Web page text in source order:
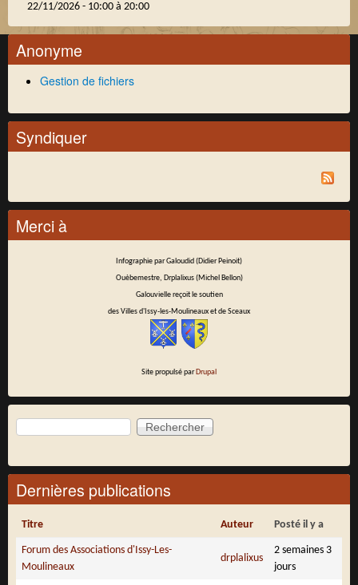
22/11/2026 - 10:00 à 20:00
Anonyme
Gestion de fichiers
Syndiquer
Merci à
Infographie par Galoudid (Didier Peinoit)
Ouèbemestre, Drplalixus (Michel Bellon)
Galouvielle reçoit le soutien
des Villes d'Issy-les-Moulineaux et de Sceaux
Site propulsé parDrupal
Formulaire de recherche
Rechercher
Dernières publications
Titre Auteur Posté il y a
Forum des Associations d'Issy-Les-
Moulineaux
drplalixus
2 semaines 3
jours